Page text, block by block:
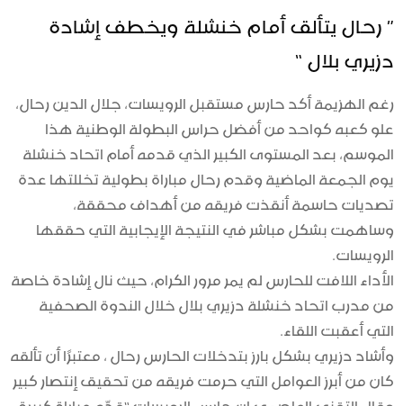
” رحال يتألق أمام خنشلة ويخطف إشادة
دزيري بلال “
رغم الهزيمة أكد حارس مستقبل الرويسات، جلال الدين رحال،
علو كعبه كواحد من أفضل حراس البطولة الوطنية هذا
الموسم، بعد المستوى الكبير الذي قدمه أمام اتحاد خنشلة
يوم الجمعة الماضية وقدم رحال مباراة بطولية تخللتها عدة
تصديات حاسمة أنقذت فريقه من أهداف محققة،
وساهمت بشكل مباشر في النتيجة الإيجابية التي حققها
الرويسات.
الأداء اللافت للحارس لم يمر مرور الكرام، حيث نال إشادة خاصة
من مدرب اتحاد خنشلة دزيري بلال خلال الندوة الصحفية
التي أعقبت اللقاء.
وأشاد دزيري بشكل بارز بتدخلات الحارس رحال ، معتبرًا أن تألقه
كان من أبرز العوامل التي حرمت فريقه من تحقيق إنتصار كبير